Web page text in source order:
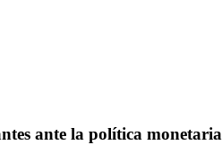
ante la política